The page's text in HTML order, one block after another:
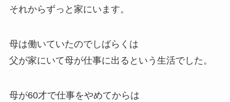
それからずっと家にいます。
母は働いていたのでしばらくは
父が家にいて母が仕事に出るという生活でした。
母が60才で仕事をやめてからは